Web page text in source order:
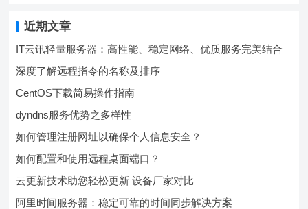
近期文章
IT云讯轻量服务器：高性能、稳定网络、优质服务完美结合
深度了解远程指令的名称及排序
CentOS下载简易操作指南
dyndns服务优势之多样性
如何管理注册网址以确保个人信息安全？
如何配置和使用远程桌面端口？
云更新技术助您轻松更新 设备厂家对比
阿里时间服务器：稳定可靠的时间同步解决方案